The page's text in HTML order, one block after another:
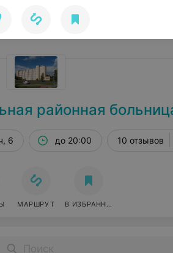
Поиск по сайту
районная
6 до 20:00 10 отзывов
МАРШРУТ В ИЗБРАННОЕ